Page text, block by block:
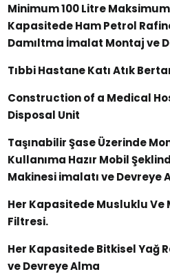
Minimum 100 Litre
Kapasitede Ham Petrol
Damıltma İmalat Montaj ve
Tıbbi Hastane Katı Atık
Construction of a Medical
Disposal Unit
Taşınabilir Şase Üzerinde
Kullanıma Hazır Mobil
Makinesi imalatı ve Devreye
Her Kapasitede Musluklu Ve
Filtresi.
Her Kapasitede Bitkisel Yağ
ve Devreye Alma